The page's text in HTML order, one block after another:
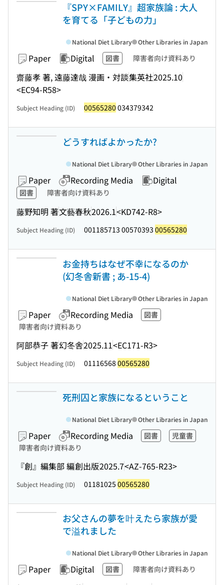
『SPY×FAMILY』超家族論 : 大人
を育てる「子どもの力」
Paper Digital 図書 障害者向け資料あり
齋藤孝 著, 遠藤達哉 漫画・対談集英社2025.10
<EC94-R58>
National Diet Library Other Libraries in Japan
Subject Heading (ID) 00565280 034379342
どうすればよかったか?
Paper Recording Media Digital
図書 障害者向け資料あり
藤野知明 著文藝春秋2026.1<KD742-R8>
National Diet Library Other Libraries in Japan
Subject Heading (ID) 001185713 00570393 00565280
お金持ちはなぜ不幸になるのか
(幻冬舎新書 ; あ-15-4)
Paper Recording Media
図書
障害者向け資料あり
阿部恭子 著幻冬舎2025.11<EC171-R3>
National Diet Library Other Libraries in Japan
Subject Heading (ID) 01116568 00565280
死刑囚と家族になるということ
Paper Recording Media 図書
児童書
障害者向け資料あり
『創』編集部 編創出版2025.7<AZ-765-R23>
National Diet Library Other Libraries in Japan
Subject Heading (ID) 01181025 00565280
お父さんの夢を叶えたら家族が愛
で溢れました
Paper Digital 図書 障害者向け資料あり
National Diet Library Other Libraries in Japan